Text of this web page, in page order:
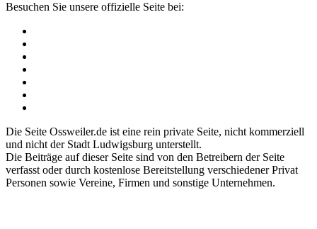
Besuchen Sie unsere offizielle Seite bei:
Die Seite Ossweiler.de ist eine rein private Seite, nicht kommerziell
und nicht der Stadt Ludwigsburg unterstellt.
Die Beiträge auf dieser Seite sind von den Betreibern der Seite
verfasst oder durch kostenlose Bereitstellung verschiedener Privat
Personen sowie Vereine, Firmen und sonstige Unternehmen.